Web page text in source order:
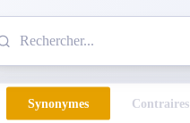
Synonymes Contraires